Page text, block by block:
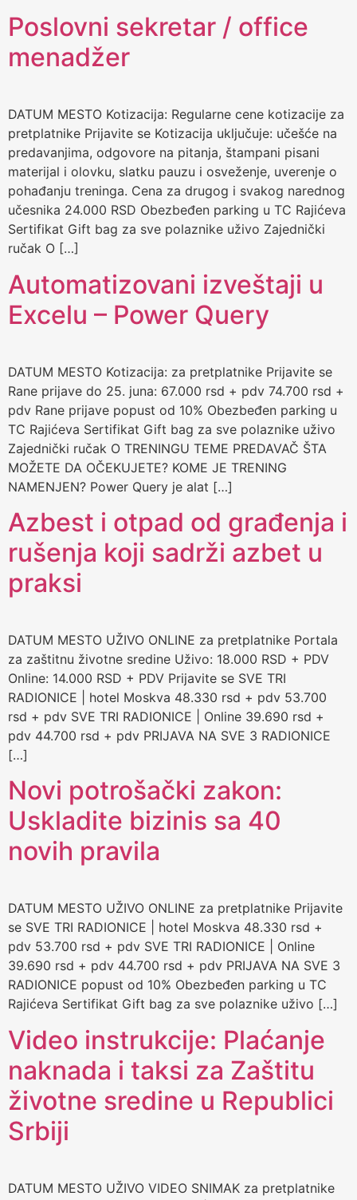
Poslovni sekretar / office
menadžer
DATUM MESTO Kotizacija: Regularne cene kotizacije za
pretplatnike Prijavite se Kotizacija uključuje: učešće na
predavanjima, odgovore na pitanja, štampani pisani
materijal i olovku, slatku pauzu i osveženje, uverenje o
pohađanju treninga. Cena za drugog i svakog narednog
učesnika 24.000 RSD Obezbeđen parking u TC Rajićeva
Sertifikat Gift bag za sve polaznike uživo Zajednički
ručak O […]
Automatizovani izveštaji u
Excelu – Power Query
DATUM MESTO Kotizacija: za pretplatnike Prijavite se
Rane prijave do 25. juna: 67.000 rsd + pdv 74.700 rsd +
pdv Rane prijave popust od 10% Obezbeđen parking u
TC Rajićeva Sertifikat Gift bag za sve polaznike uživo
Zajednički ručak O TRENINGU TEME PREDAVAČ ŠTA
MOŽETE DA OČEKUJETE? KOME JE TRENING
NAMENJEN? Power Query je alat […]
Azbest i otpad od građenja i
rušenja koji sadrži azbet u
praksi
DATUM MESTO UŽIVO ONLINE za pretplatnike Portala
za zaštitnu životne sredine Uživo: 18.000 RSD + PDV
Online: 14.000 RSD + PDV Prijavite se SVE TRI
RADIONICE | hotel Moskva 48.330 rsd + pdv 53.700
rsd + pdv SVE TRI RADIONICE | Online 39.690 rsd +
pdv 44.700 rsd + pdv PRIJAVA NA SVE 3 RADIONICE
[…]
Novi potrošački zakon:
Uskladite bizinis sa 40
novih pravila
DATUM MESTO UŽIVO ONLINE za pretplatnike Prijavite
se SVE TRI RADIONICE | hotel Moskva 48.330 rsd +
pdv 53.700 rsd + pdv SVE TRI RADIONICE | Online
39.690 rsd + pdv 44.700 rsd + pdv PRIJAVA NA SVE 3
RADIONICE popust od 10% Obezbeđen parking u TC
Rajićeva Sertifikat Gift bag za sve polaznike uživo […]
Video instrukcije: Plaćanje
naknada i taksi za Zaštitu
životne sredine u Republici
Srbiji
DATUM MESTO UŽIVO VIDEO SNIMAK za pretplatnike